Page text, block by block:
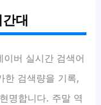
대
이버 실시간 검색어
한 검색량을 기록,
명합니다. 주말 역